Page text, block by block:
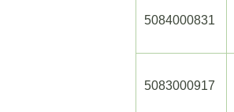
5084000831
5083000917